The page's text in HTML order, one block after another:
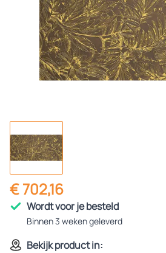
€ 702,16
Wordt voor je besteld
Binnen 3 weken geleverd
Bekijk product in: